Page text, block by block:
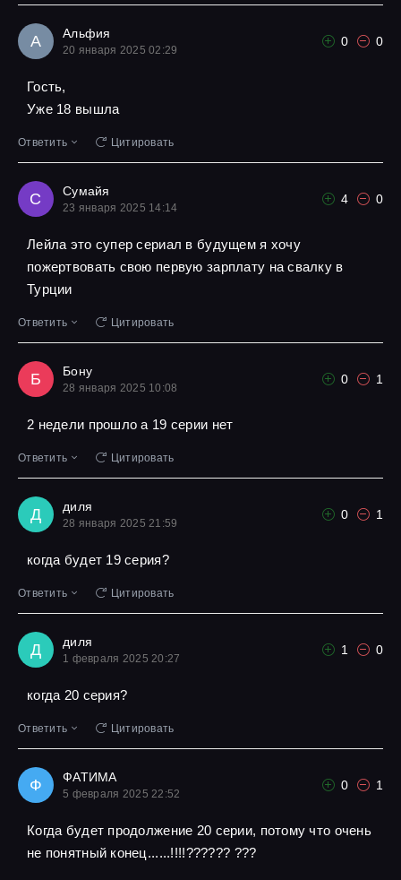
А Альфия
20 января 2025 02:29
0 0
Гость,
Уже 18 вышла
Ответить Цитировать
С Сумайя
23 января 2025 14:14
4 0
Лейла это супер сериал в будущем я хочу
пожертвовать свою первую зарплату на свалку в
Турции
Ответить Цитировать
Б Бону
28 января 2025 10:08
0 1
2 недели прошло а 19 серии нет
Ответить Цитировать
Д диля
28 января 2025 21:59
0 1
когда будет 19 серия?
Ответить Цитировать
Д диля
1 февраля 2025 20:27
1 0
когда 20 серия?
Ответить Цитировать
Ф ФАТИМА
5 февраля 2025 22:52
0 1
Когда будет продолжение 20 серии, потому что очень
не понятный конец......!!!!?????? ???